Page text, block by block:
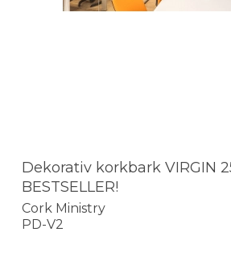
Dekorativ korkbark VIRGIN
BESTSELLER!
Cork Ministry
PD-V2